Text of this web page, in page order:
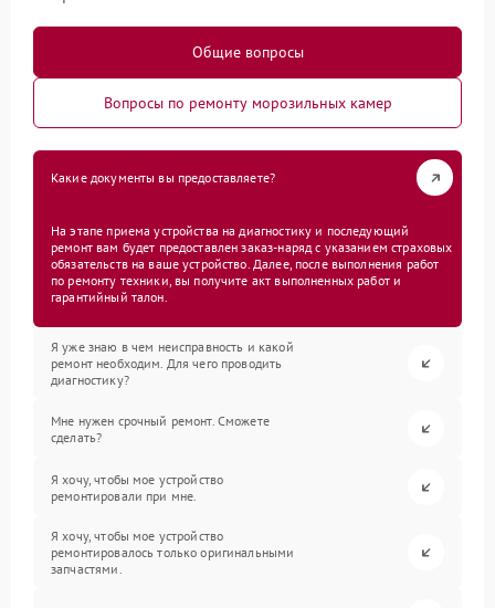
Общие вопросы
Вопросы по ремонту морозильных камер
Какие документы вы предоставляете?
На этапе приема устройства на диагностику и последующий
ремонт вам будет предоставлен заказ-наряд с указанием страховых
обязательств на ваше устройство. Далее, после выполнения работ
по ремонту техники, вы получите акт выполненных работ и
гарантийный талон.
Я уже знаю в чем неисправность и какой
ремонт необходим. Для чего проводить
диагностику?
Мне нужен срочный ремонт. Сможете
сделать?
Я хочу, чтобы мое устройство
ремонтировали при мне.
Я хочу, чтобы мое устройство
ремонтировалось только оригинальными
запчастями.